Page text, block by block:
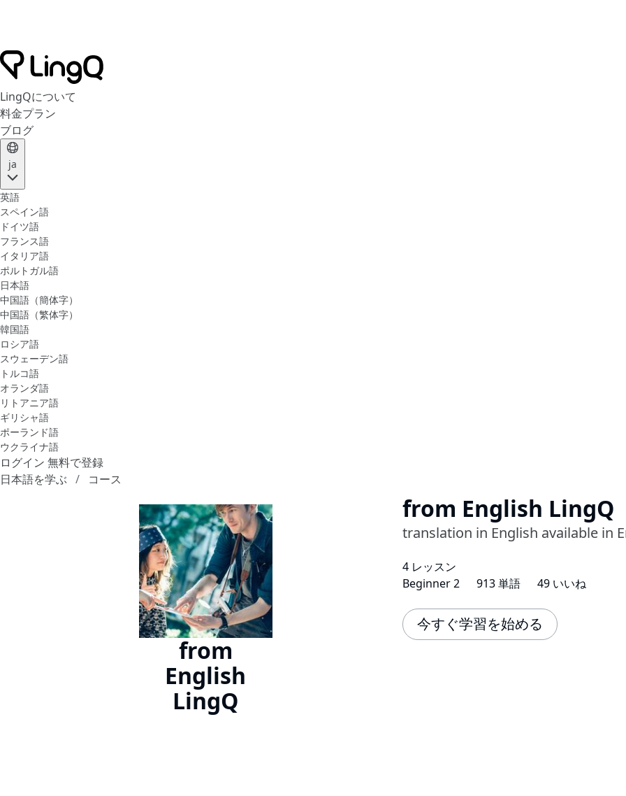
LingQについて
料金プラン
ブログ
ja
英語
スペイン語
ドイツ語
フランス語
イタリア語
ポルトガル語
日本語
中国語（簡体字）
中国語（繁体字）
韓国語
ロシア語
スウェーデン語
トルコ語
オランダ語
リトアニア語
ギリシャ語
ポーランド語
ウクライナ語
ログイン 無料で登録
日本語を学ぶ
コース
from
English
LingQ
from English LingQ
translation in English available in
4 レッスン
Beginner 2
913 単語 49 いいね
今すぐ学習を始める